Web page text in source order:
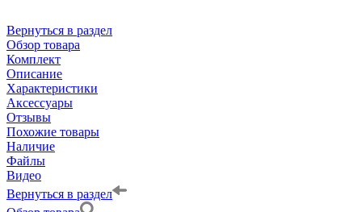
Вернуться в раздел
Обзор товара
Комплект
Описание
Характеристики
Аксессуары
Отзывы
Похожие товары
Наличие
Файлы
Видео
Вернуться в раздел